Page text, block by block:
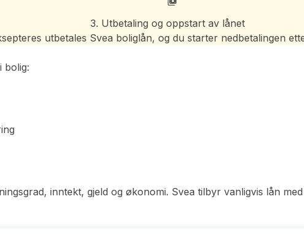
3. Utbetaling og oppstart av lånet
utbetales Svea boliglån, og du starter nedbetalingen
bolig:
inntekt, gjeld og økonomi. Svea tilbyr vanligvis lån